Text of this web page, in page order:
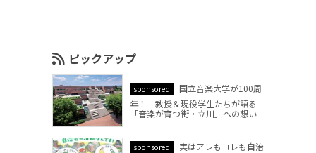
ピックアップ
sponsored
国立音楽大学が100周
年！ 教授＆現役学生たちが語る
「音楽が育つ街・立川」への想い
sponsored
実はアレもコレも自治